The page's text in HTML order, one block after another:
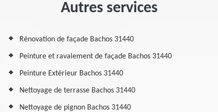
Autres services
Rénovation de façade Bachos 31440
Peinture et ravalement de façade Bachos 31440
Peinture Extérieur Bachos 31440
Nettoyage de terrasse Bachos 31440
Nettoyage de pignon Bachos 31440